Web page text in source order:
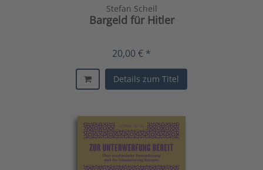
Stefan Scheil
Bargeld für Hitler
20,00 € *
Details zum Titel